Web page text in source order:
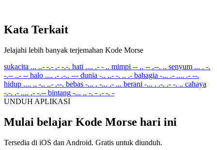
Kata Terkait
Jelajahi lebih banyak terjemahan Kode Morse
sukacita ... ..- -.- .- -.-. hati .... .- - .. mimpi -- .. -- .--. .. senyum ... . -.
-.-- ..- -- halo .... .- .-.. --- dunia -.. ..- -. .. .- bahagia -... .- .... .- --.
hidup .... .. -.. ..- .--. bebas -... . -... .- ... berani -... . .-. .- -. .. cahaya
-.-. .- .... .- -.-- bintang -... .. -. - .- -. -
UNDUH APLIKASI
Mulai belajar Kode Morse hari ini
Tersedia di iOS dan Android. Gratis untuk diunduh.